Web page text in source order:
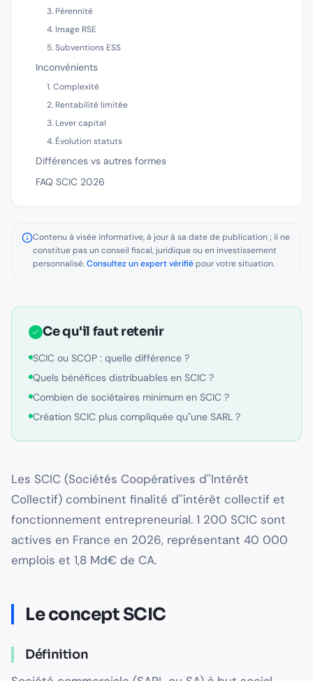
3. Pérennité
4. Image RSE
5. Subventions ESS
Inconvénients
1. Complexité
2. Rentabilité limitée
3. Lever capital
4. Évolution statuts
Différences vs autres formes
FAQ SCIC 2026
Contenu à visée informative, à jour à sa date de publication ; il ne
constitue pas un conseil fiscal, juridique ou en investissement
personnalisé.Consultez un expert vérifiépour votre situation.
Ce qu'il faut retenir
SCIC ou SCOP : quelle différence ?
Quels bénéfices distribuables en SCIC ?
Combien de sociétaires minimum en SCIC ?
Création SCIC plus compliquée qu''une SARL ?
Les SCIC (Sociétés Coopératives d''Intérêt
Collectif) combinent finalité d''intérêt collectif et
fonctionnement entrepreneurial. 1 200 SCIC sont
actives en France en 2026, représentant 40 000
emplois et 1,8 Md€ de CA.
Le concept SCIC
Définition